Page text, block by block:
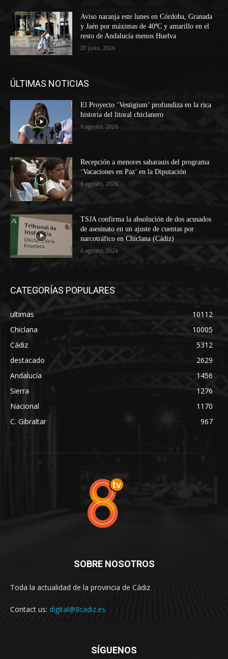
Aviso naranja este lunes en Córdoba, Granada
y Jaén por máximas de 40ºC y amarillo en el
resto de Andalucía menos Huelva
20 julio, 2026
ÚLTIMAS NOTICIAS
El Proyecto ‘Vestigium’ profundiza en la rica
historia del litoral chiclanero
6 agosto, 2026
Recepción a menores saharauis del programa
‘Vacaciones en Paz’ en la Diputación
6 agosto, 2026
TSJA confirma la absolución de dos acusados
de asesinato en un ajuste de cuentas por
narcotráfico en Chiclana (Cádiz)
6 agosto, 2026
CATEGORÍAS POPULARES
ultimas
10112
Chiclana
10005
Cádiz
5312
destacado
2629
Andalucía
1456
Sierra
1276
Nacional
1170
C. Gibraltar
967
SOBRE NOSOTROS
Toda la actualidad de la provincia de Cádiz
Contact us: digital@8cadiz.es
SÍGUENOS